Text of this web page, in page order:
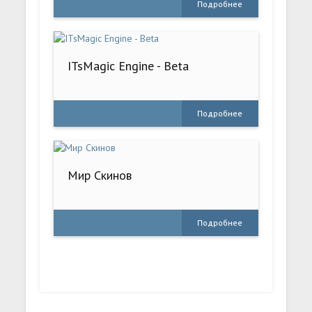
Подробнее
ITsMagic Engine - Beta
Подробнее
Мир Скинов
Подробнее